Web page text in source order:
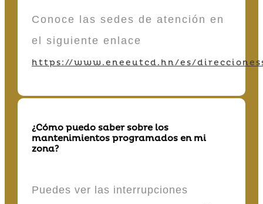
Conoce las sedes de atención en
el siguiente enlace
https://www.eneeutcd.hn/es/
¿Cómo puedo saber sobre los
mantenimientos programados en mi
zona?
Puedes ver las interrupciones